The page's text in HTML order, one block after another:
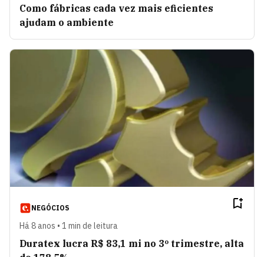
Como fábricas cada vez mais eficientes
ajudam o ambiente
NEGÓCIOS
Há 8 anos • 1 min de leitura
Duratex lucra R$ 83,1 mi no 3º trimestre, alta